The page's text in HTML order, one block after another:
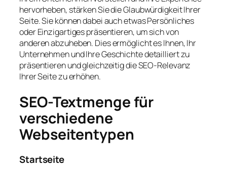
hervorheben, stärken Sie die Glaubwürdigkeit Ihrer
Seite. Sie können dabei auch etwas Persönliches
oder Einzigartiges präsentieren, um sich von
anderen abzuheben. Dies ermöglicht es Ihnen, Ihr
Unternehmen und Ihre Geschichte detailliert zu
präsentieren und gleichzeitig die SEO-Relevanz
Ihrer Seite zu erhöhen.
SEO-Textmenge für
verschiedene
Webseitentypen
Startseite